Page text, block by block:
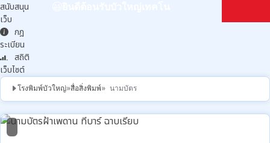
สนับสนุน
เว็บ
กฎ
ระเบียน
สถิติ
เว็บไซต์
โรงพิมพ์บัวใหญ่»สื่อสิ่งพิมพ์» นามบัตร
1